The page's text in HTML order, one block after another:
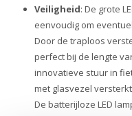
Veiligheid: De grote
eenvoudig om
Door de traploos
perfect bij de lengte
innovatieve stuur in
met glasvezel
De batterijloze LED